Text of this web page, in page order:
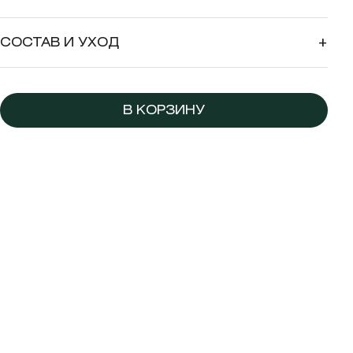
СОСТАВ И УХОД +
В КОРЗИНУ